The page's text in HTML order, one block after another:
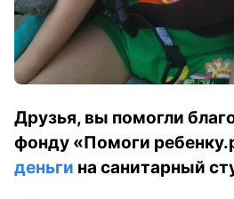
Друзья, вы помогли
фонду «Помоги
деньги на санитарный